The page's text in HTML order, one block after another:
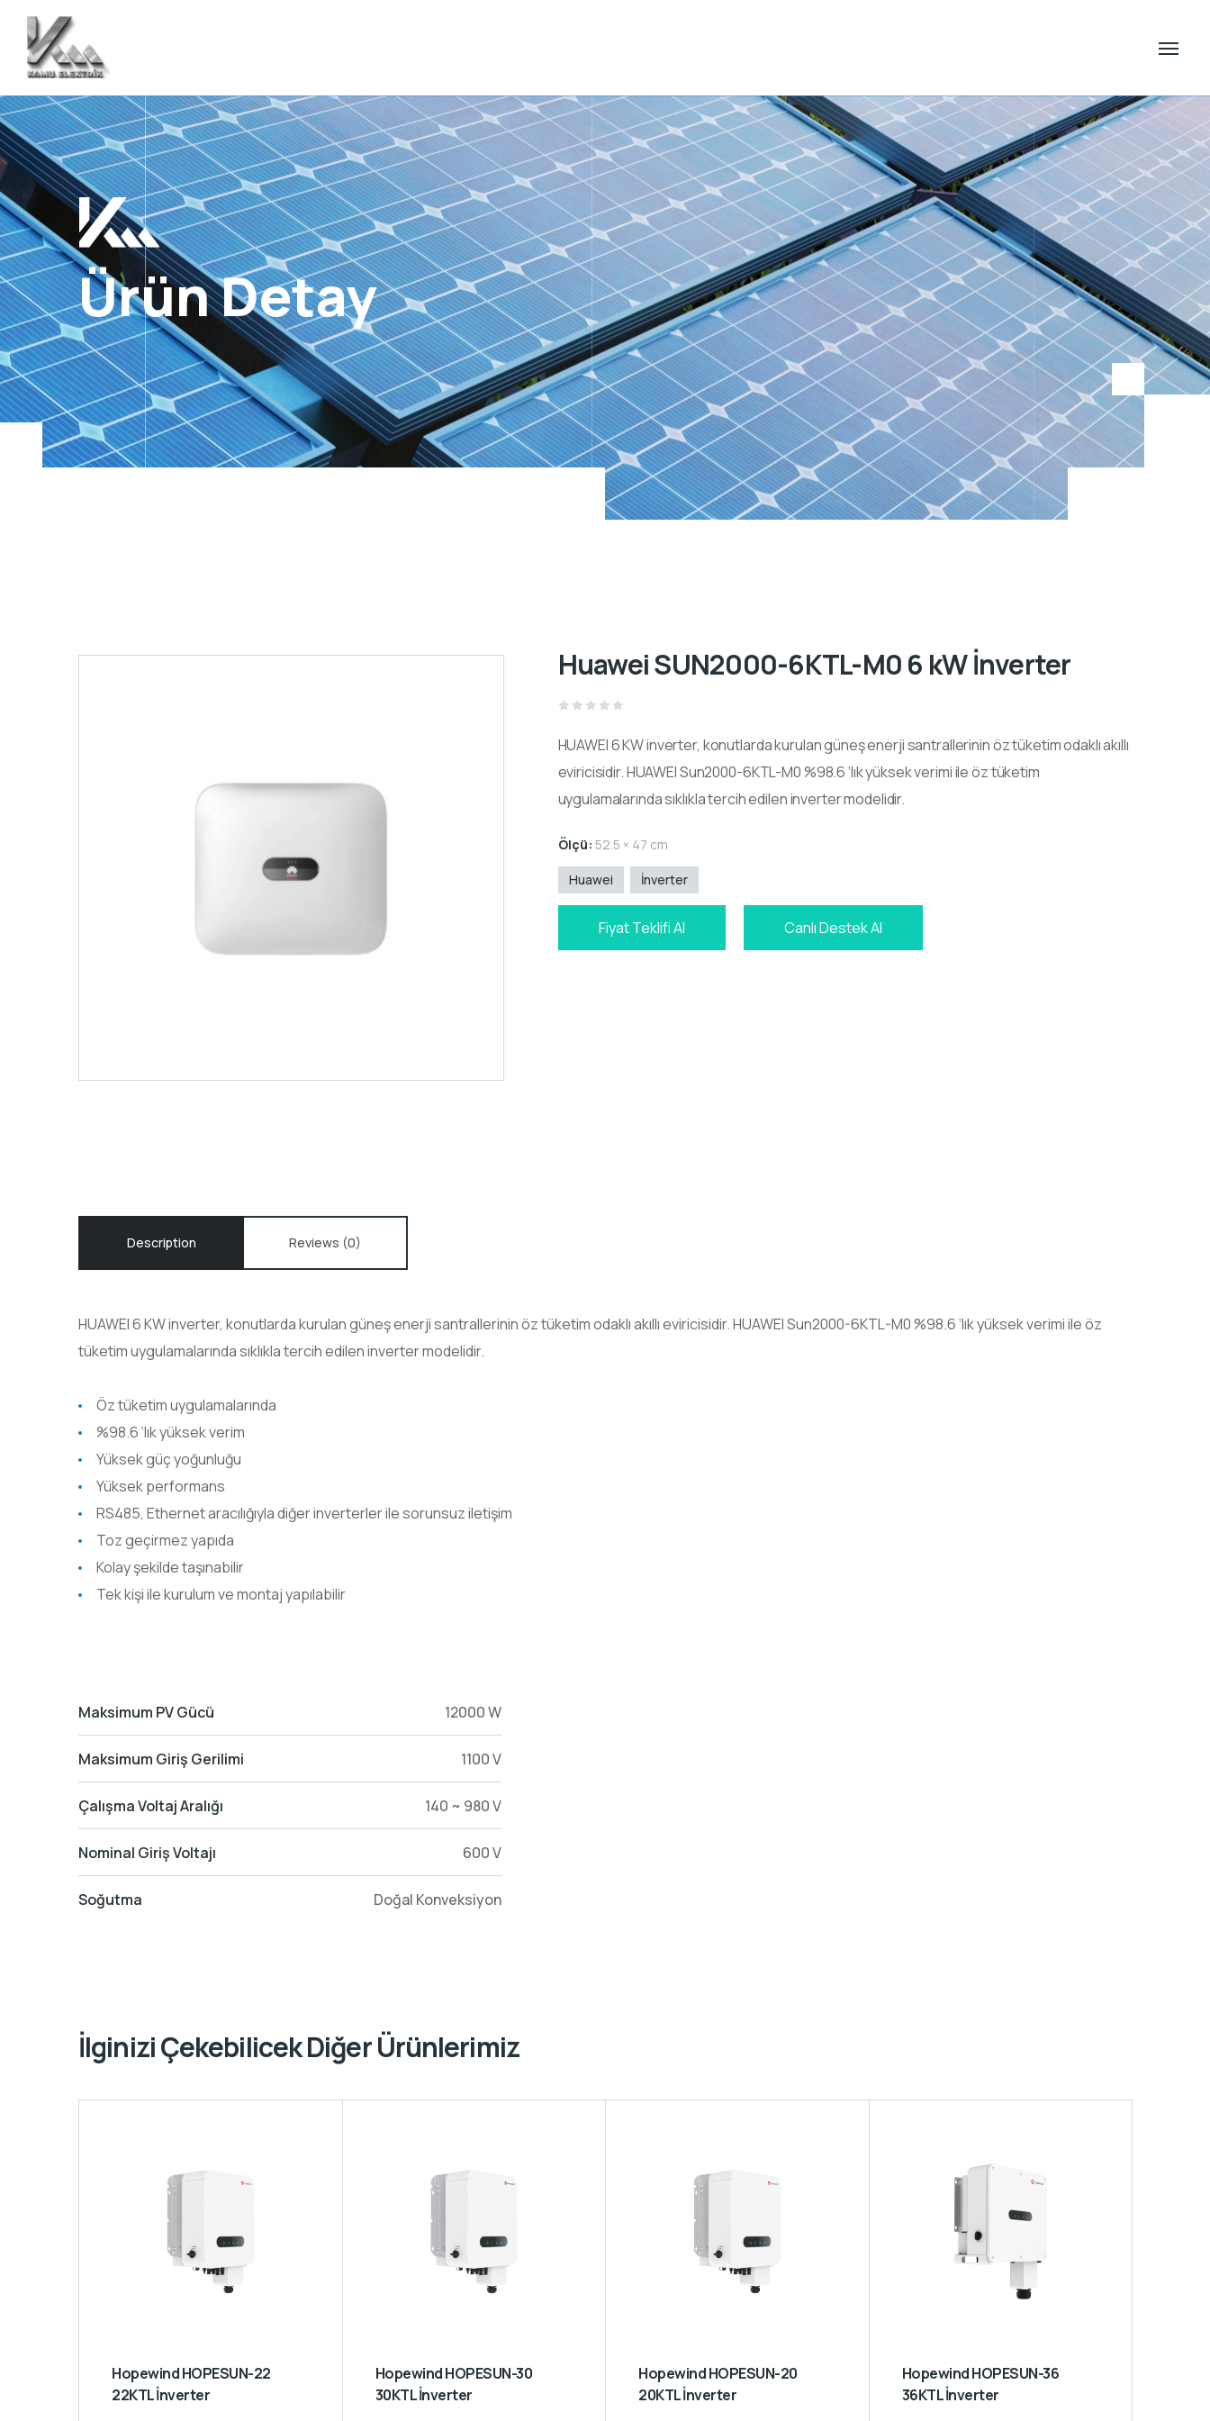
Ürün Detay
Huawei SUN2000-6KTL-M0 6 kW İnverter
out
HUAWEI 6 KW inverter, konutlarda kurulan güneş enerji santrallerinin öz tüketim odaklı akıllı
eviricisidir. HUAWEI Sun2000-6KTL-M0 %98.6 ‘lık yüksek verimi ile öz tüketim
uygulamalarında sıklıkla tercih edilen inverter modelidir.
Ölçü: 52.5 × 47 cm
Huawei İnverter
Fiyat Teklifi Al Canlı Destek Al
Description Reviews (0)
HUAWEI 6 KW inverter, konutlarda kurulan güneş enerji santrallerinin öz tüketim odaklı akıllı eviricisidir. HUAWEI Sun2000-6KTL-M0 %98.6 ‘lık yüksek verimi ile öz
tüketim uygulamalarında sıklıkla tercih edilen inverter modelidir.
Öz tüketim uygulamalarında
%98.6 ‘lık yüksek verim
Yüksek güç yoğunluğu
Yüksek performans
RS485, Ethernet aracılığıyla diğer inverterler ile sorunsuz iletişim
Toz geçirmez yapıda
Kolay şekilde taşınabilir
Tek kişi ile kurulum ve montaj yapılabilir
Maksimum PV Gücü 12000 W
Maksimum Giriş Gerilimi 1100 V
Çalışma Voltaj Aralığı 140 ~ 980 V
Nominal Giriş Voltajı 600 V
Soğutma Doğal Konveksiyon
İlginizi Çekebilicek Diğer Ürünlerimiz
Hopewind HOPESUN-22
22KTL İnverter
Hopewind HOPESUN-30
30KTL İnverter
Hopewind HOPESUN-20
20KTL İnverter
Hopewind HOPESUN-36
36KTL İnverter